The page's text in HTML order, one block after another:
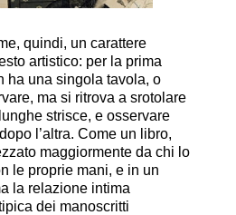
quindi, un carattere
artistico: per la prima
ha una singola tavola, o
ma si ritrova a srotolare
strisce, e osservare
l’altra. Come un libro,
maggiormente da chi lo
le proprie mani, e in un
la relazione intima
dei manoscritti